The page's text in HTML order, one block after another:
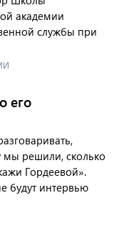
академии
службы при
его
мы решили, сколько
Гордеевой».
будут интервью